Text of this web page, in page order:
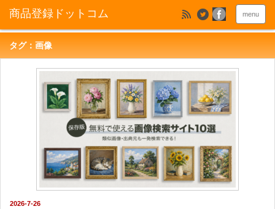
menu
タグ：画像
2026-7-26